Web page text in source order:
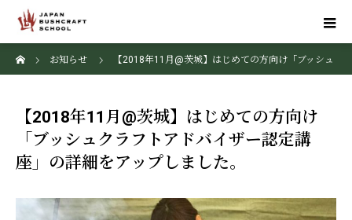
お知らせ
【2018年11月@茨城】はじめての方向け「ブッシュ
【2018年11月@茨城】はじめての方向け
「ブッシュクラフトアドバイザー認定講
座」の詳細をアップしました。